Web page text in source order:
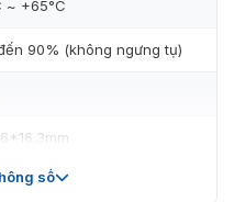
~ +65°C
90% (không ngưng tụ)
số